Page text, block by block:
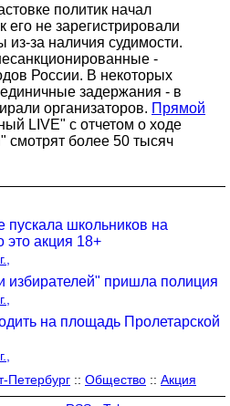
политик начал
его не зарегистрировали
из-за наличия судимости.
-
России. В некоторых
задержания - в
организаторов. Прямой
LIVE" с отчетом о ходе
смотрят более 50 тысяч
пускала школьников на
это акция 18+
избирателей" пришла полиция
на площадь Пролетарской
Петербург :: Общество :: Акция